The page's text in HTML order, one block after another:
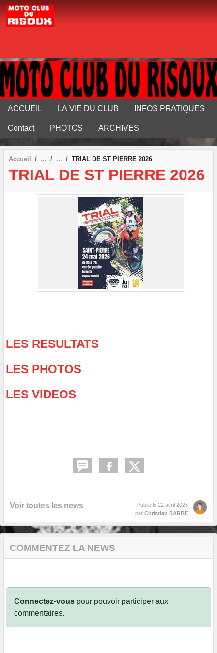
ACCUEIL LA VIE DU CLUB INFOS PRATIQUES
Contact PHOTOS ARCHIVES
Accueil TRIAL DE ST PIERRE 2026
TRIAL DE ST PIERRE 2026
LES RESULTATS
LES PHOTOS
LES VIDEOS
Voir toutes les news Publié le 22 avril 2026
par Christian BARBE
COMMENTEZ LA NEWS
Connectez-vous pour pouvoir participer aux
commentaires.
Panneau de gestion des cookies